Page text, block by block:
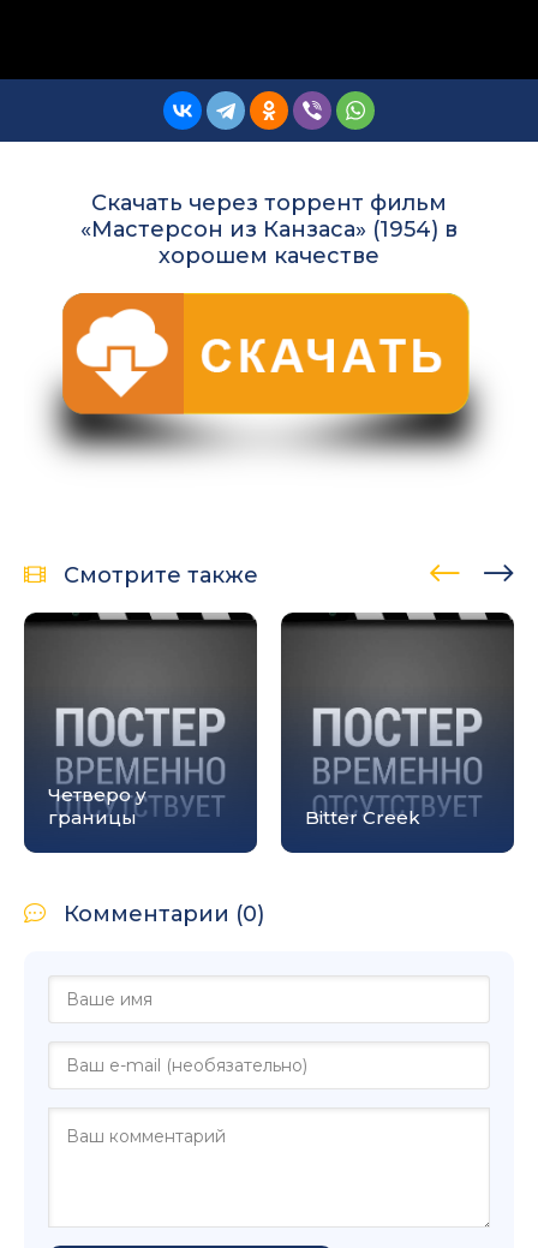
Скачать через торрент фильм
«Мастерсон из Канзаса» (1954) в
хорошем качестве
Смотрите также
Четверо у
границы
Bitter Creek
Комментарии (0)